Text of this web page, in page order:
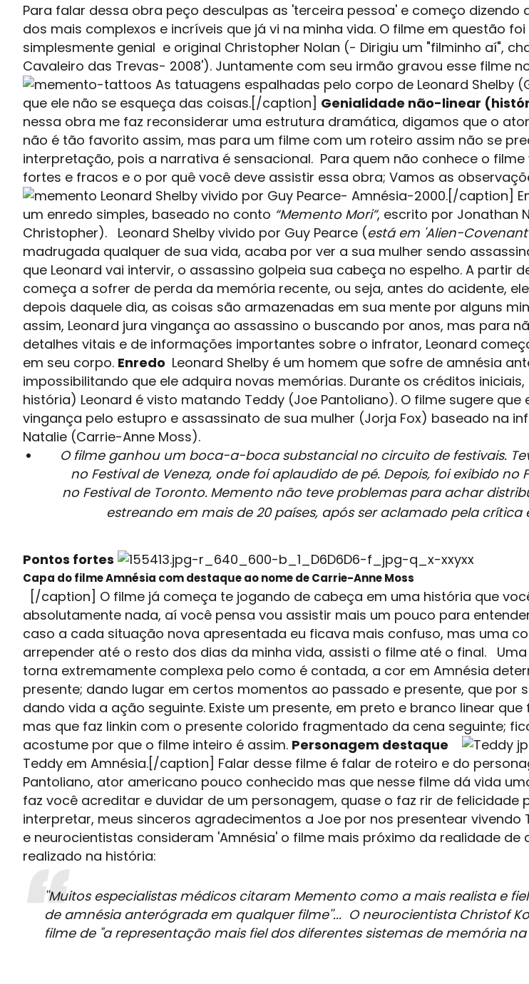
Para falar dessa obra peço desculpas as 'terceira pessoa' e começo dizendo
dos mais complexos e incríveis que já vi na minha vida. O filme em questão
simplesmente genial e original Christopher Nolan (- Dirigiu um "filminho aí",
Cavaleiro das Trevas- 2008'). Juntamente com seu irmão gravou esse filme
As tatuagens espalhadas pelo corpo de Leonard Shelby
que ele não se esqueça das coisas.[/caption] Genialidade não-linear
nessa obra me faz reconsiderar uma estrutura dramática, digamos que o
não é tão favorito assim, mas para um filme com um roteiro assim não se
interpretação, pois a narrativa é sensacional. Para quem não conhece o
fortes e fracos e o por quê você deve assistir essa obra; Vamos as
Leonard Shelby vivido por Guy Pearce- Amnésia-2000.[/caption]
um enredo simples, baseado no conto “Memento Mori”, escrito por Jonathan
Christopher). Leonard Shelby vivido por Guy Pearce (está em 'Alien-
madrugada qualquer de sua vida, acaba por ver a sua mulher sendo
que Leonard vai intervir, o assassino golpeia sua cabeça no espelho. A partir
começa a sofrer de perda da memória recente, ou seja, antes do acidente,
depois daquele dia, as coisas são armazenadas em sua mente por alguns
assim, Leonard jura vingança ao assassino o buscando por anos, mas para
detalhes vitais e de informações importantes sobre o infrator, Leonard
em seu corpo. Enredo Leonard Shelby é um homem que sofre de amnésia
impossibilitando que ele adquira novas memórias. Durante os créditos
história) Leonard é visto matando Teddy (Joe Pantoliano). O filme sugere que
vingança pelo estupro e assassinato de sua mulher (Jorja Fox) baseado na
Natalie (Carrie-Anne Moss).
O filme ganhou um boca-a-boca substancial no circuito de festivais.
no Festival de Veneza, onde foi aplaudido de pé. Depois, foi exibido no
no Festival de Toronto. Memento não teve problemas para achar
estreando em mais de 20 países, após ser aclamado pela crítica
Pontos fortes
Capa do filme Amnésia com destaque ao nome de Carrie-Anne Moss
[/caption] O filme já começa te jogando de cabeça em uma história que
absolutamente nada, aí você pensa vou assistir mais um pouco para
caso a cada situação nova apresentada eu ficava mais confuso, mas uma
arrepender até o resto dos dias da minha vida, assisti o filme até o final.
torna extremamente complexa pelo como é contada, a cor em Amnésia
presente; dando lugar em certos momentos ao passado e presente, que por
dando vida a ação seguinte. Existe um presente, em preto e branco linear
mas que faz linkin com o presente colorido fragmentado da cena seguinte;
acostume por que o filme inteiro é assim. Personagem destaque
Teddy em Amnésia.[/caption] Falar desse filme é falar de roteiro e do
Pantoliano, ator americano pouco conhecido mas que nesse filme dá vida
faz você acreditar e duvidar de um personagem, quase o faz rir de felicidade
interpretar, meus sinceros agradecimentos a Joe por nos presentear
e neurocientistas consideram 'Amnésia' o filme mais próximo da realidade de
realizado na história:
''Muitos especialistas médicos citaram Mementocomo a mais realista e
de amnésia anterógrada em qualquer filme''... O neurocientista Christof
filme de "a representação mais fiel dos diferentes sistemas de memória